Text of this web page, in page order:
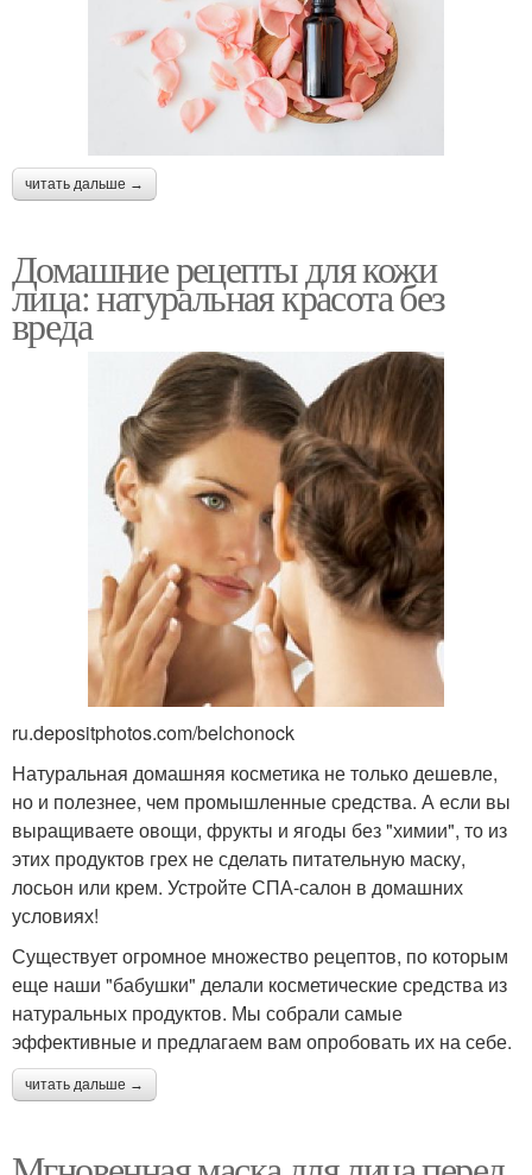
читать дальше →
Домашние рецепты для кожи
лица: натуральная красота без
вреда
ru.depositphotos.com/belchonock
Натуральная домашняя косметика не только дешевле,
но и полезнее, чем промышленные средства. А если вы
выращиваете овощи, фрукты и ягоды без "химии", то из
этих продуктов грех не сделать питательную маску,
лосьон или крем. Устройте СПА-салон в домашних
условиях!
Существует огромное множество рецептов, по которым
еще наши "бабушки" делали косметические средства из
натуральных продуктов. Мы собрали самые
эффективные и предлагаем вам опробовать их на себе.
читать дальше →